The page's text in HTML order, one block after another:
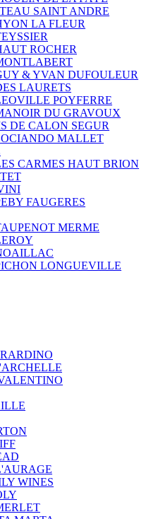
SAINT ANDRE
LA FLEUR
ROCHER
& YVAN DUFOULEUR
LAURETS
POYFERRE
DU GRAVOUX
DE CALON SEGUR
MALLET
CARMES HAUT BRION
FAUGERES
MERME
LONGUEVILLE
WINES